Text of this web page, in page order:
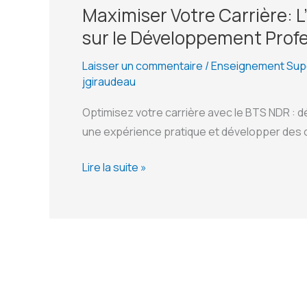
Maximiser Votre Carrière:
sur le Développement
Laisser un commentaire /Enseignement
jgiraudeau
Optimisez votre carrière avec le BTS NDR :
une expérience pratique et développer des
Maximiser
Lire la suite »